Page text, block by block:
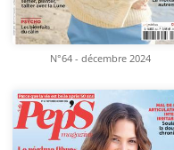
N°64 - décembre 2024